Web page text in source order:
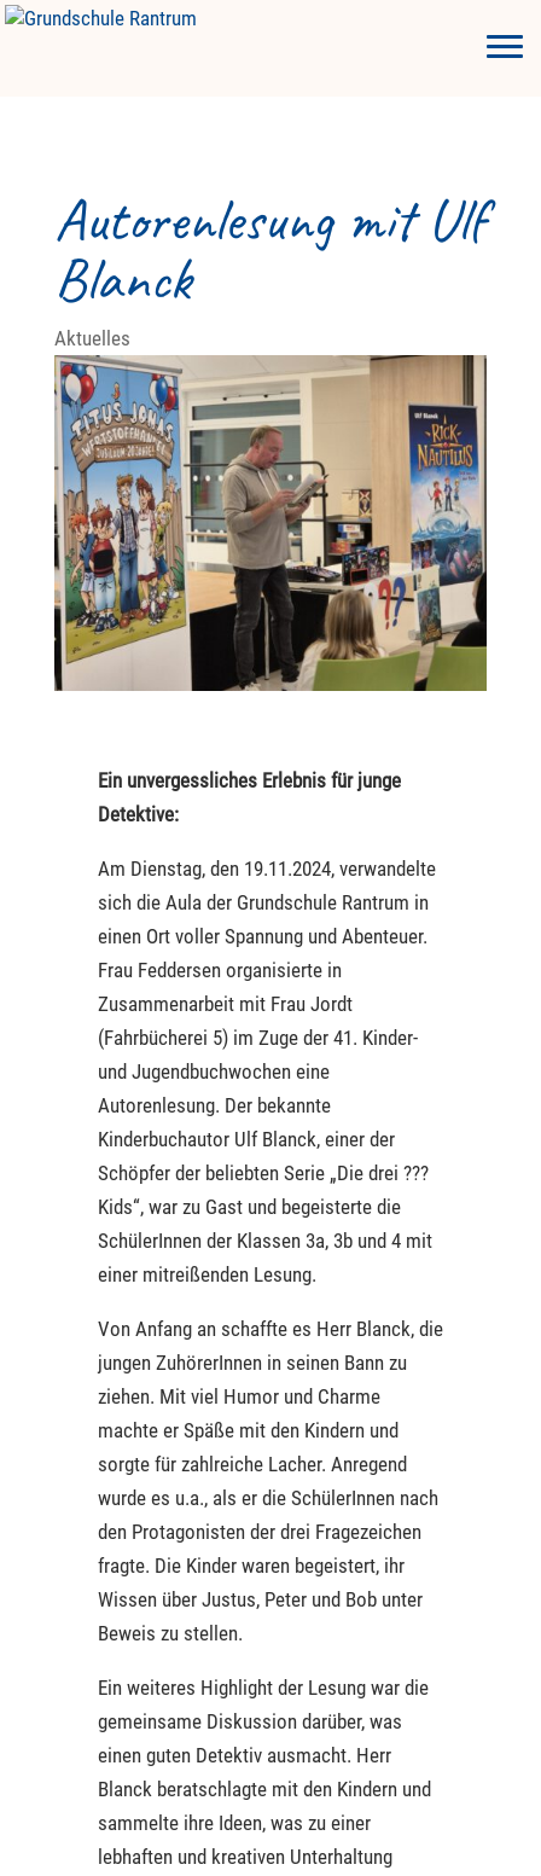
Autorenlesung mit Ulf
Blanck
Aktuelles
Ein unvergessliches Erlebnis für junge
Detektive:
Am Dienstag, den 19.11.2024, verwandelte
sich die Aula der Grundschule Rantrum in
einen Ort voller Spannung und Abenteuer.
Frau Feddersen organisierte in
Zusammenarbeit mit Frau Jordt
(Fahrbücherei 5) im Zuge der 41. Kinder-
und Jugendbuchwochen eine
Autorenlesung. Der bekannte
Kinderbuchautor Ulf Blanck, einer der
Schöpfer der beliebten Serie „Die drei ???
Kids“, war zu Gast und begeisterte die
SchülerInnen der Klassen 3a, 3b und 4 mit
einer mitreißenden Lesung.
Von Anfang an schaffte es Herr Blanck, die
jungen ZuhörerInnen in seinen Bann zu
ziehen. Mit viel Humor und Charme
machte er Späße mit den Kindern und
sorgte für zahlreiche Lacher. Anregend
wurde es u.a., als er die SchülerInnen nach
den Protagonisten der drei Fragezeichen
fragte. Die Kinder waren begeistert, ihr
Wissen über Justus, Peter und Bob unter
Beweis zu stellen.
Ein weiteres Highlight der Lesung war die
gemeinsame Diskussion darüber, was
einen guten Detektiv ausmacht. Herr
Blanck beratschlagte mit den Kindern und
sammelte ihre Ideen, was zu einer
lebhaften und kreativen Unterhaltung